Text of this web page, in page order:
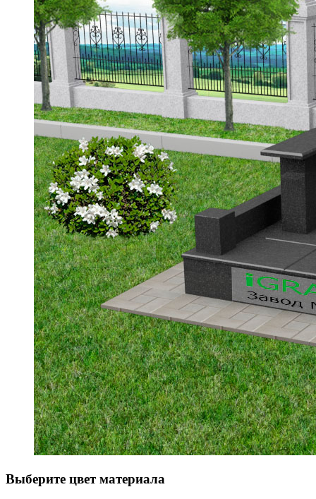
Выберите цвет материала